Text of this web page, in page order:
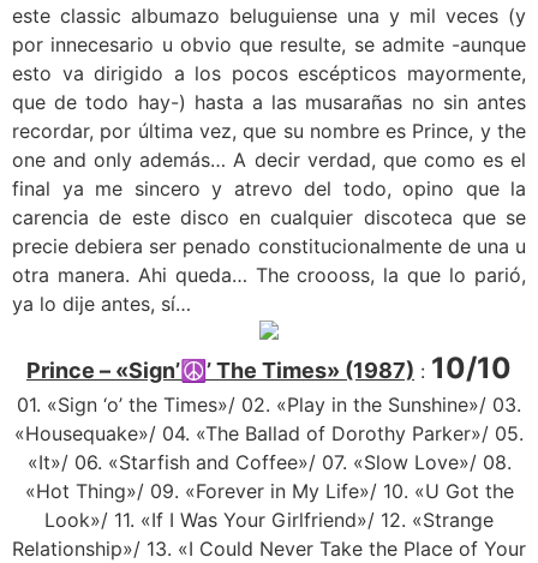
este classic albumazo beluguiense una y mil veces (y
por innecesario u obvio que resulte, se admite -aunque
esto va dirigido a los pocos escépticos mayormente,
que de todo hay-) hasta a las musarañas no sin antes
recordar, por última vez, que su nombre es Prince, y the
one and only además… A decir verdad, que como es el
final ya me sincero y atrevo del todo, opino que la
carencia de este disco en cualquier discoteca que se
precie debiera ser penado constitucionalmente de una u
otra manera. Ahi queda… The croooss, la que lo parió,
ya lo dije antes, sí…
Prince – «Sign’☮’ The Times» (1987) : 10/10
01. «Sign ‘o’ the Times»/ 02. «Play in the Sunshine»/ 03.
«Housequake»/ 04. «The Ballad of Dorothy Parker»/ 05.
«It»/ 06. «Starfish and Coffee»/ 07. «Slow Love»/ 08.
«Hot Thing»/ 09. «Forever in My Life»/ 10. «U Got the
Look»/ 11. «If I Was Your Girlfriend»/ 12. «Strange
Relationship»/ 13. «I Could Never Take the Place of Your